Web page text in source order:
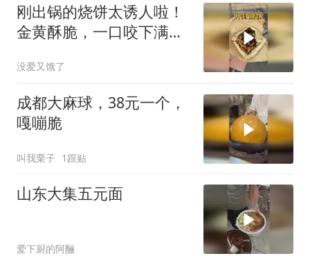
刚出锅的烧饼太诱人啦！
金黄酥脆，一口咬下满嘴
没爱又饿了
成都大麻球，38元一个，
嘎嘣脆
叫我栗子 1跟贴
山东大集五元面
爱下厨的阿酾